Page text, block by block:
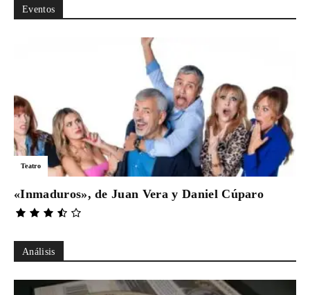
Eventos
Teatro
«Inmaduros», de Juan Vera y Daniel Cúparo
Análisis